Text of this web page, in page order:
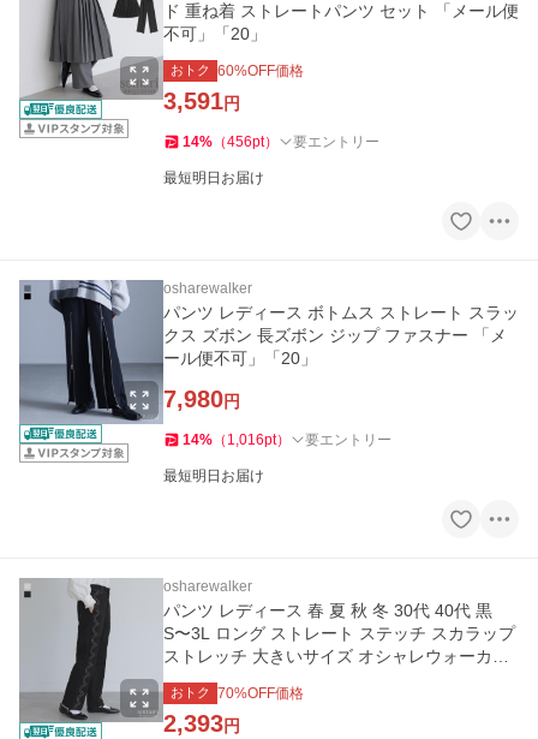
ド 重ね着 ストレートパンツ セット 「メール便
不可」「20」
おトク 60%OFF価格
3,591円
14% （456pt） 要エントリー
最短明日お届け
osharewalker
パンツ レディース ボトムス ストレート スラッ
クス ズボン 長ズボン ジップ ファスナー 「メ
ール便不可」「20」
7,980円
14% （ 1,016pt） 要エントリー
最短明日お届け
osharewalker
パンツ レディース 春 夏 秋 冬 30代 40代 黒
S〜3L ロング ストレート ステッチ スカラップ
ストレッチ 大きいサイズ オシャレウォーカー
「メール便可」「10」
おトク 70%OFF価格
2,393円